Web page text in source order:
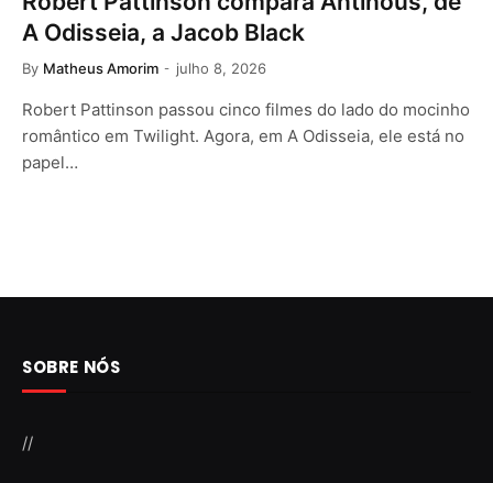
A Odisseia, a Jacob Black
By Matheus Amorim julho 8, 2026
Robert Pattinson passou cinco filmes do lado do mocinho
romântico em Twilight. Agora, em A Odisseia, ele está no
papel…
SOBRE NÓS
//